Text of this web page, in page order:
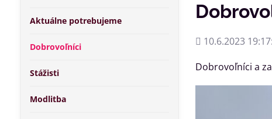
Pridané
10.6.2023
Dobrovoľníci a
Aktuálne potrebujeme
Dobrovoľníci
Stážisti
Modlitba